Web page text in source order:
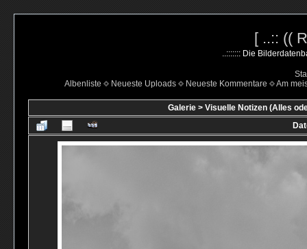
[ ..:: ((
..::::::: Die
Albenliste
Neueste Uploads Neueste Kommentare Am
Galerie> Visuelle Notizen (Alles